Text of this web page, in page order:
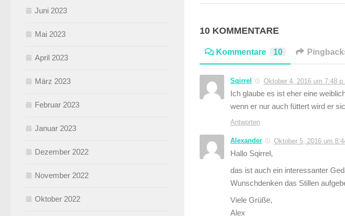
10 KOMMENTARE
Kommentare 10
Sqirrel Oktober 4, 2016 um 7:48
Ich glaube es ist eher eine
wenn er nur auch füttert wird er
Antworten
Alexander Oktober 5, 2016 um
Hallo Sqirrel,
das ist auch ein interessanter
Wunschdenken das Stillen
Viele Grüße,
Alex
Juni 2023
Mai 2023
April 2023
März 2023
Februar 2023
Januar 2023
Dezember 2022
November 2022
Oktober 2022